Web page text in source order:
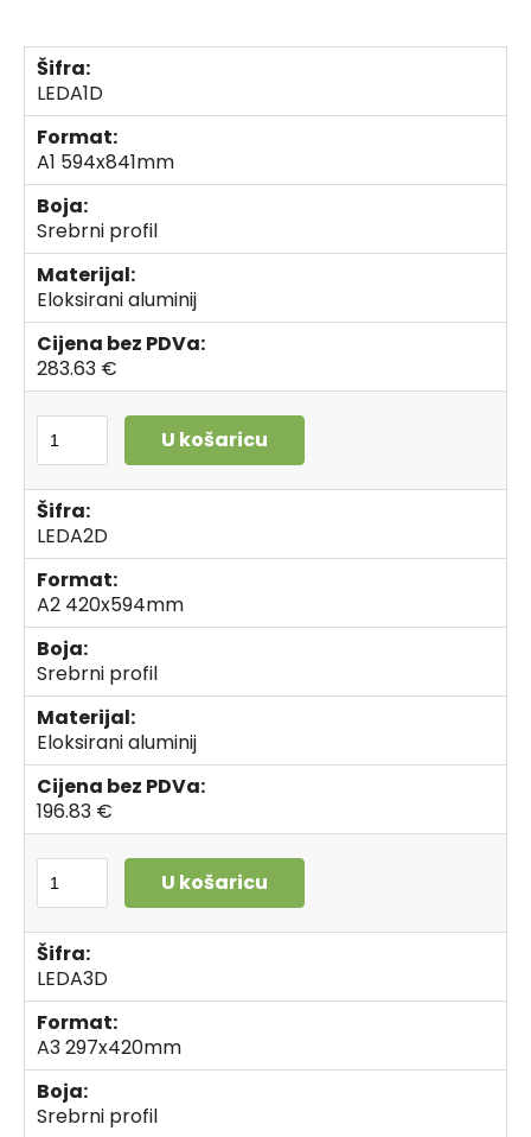
Šifra:
LEDA1D
Format:
A1 594x841mm
Boja:
Srebrni profil
Materijal:
Eloksirani aluminij
Cijena bez PDVa:
283.63 €
U košaricu
Šifra:
LEDA2D
Format:
A2 420x594mm
Boja:
Srebrni profil
Materijal:
Eloksirani aluminij
Cijena bez PDVa:
196.83 €
U košaricu
Šifra:
LEDA3D
Format:
A3 297x420mm
Boja:
Srebrni profil